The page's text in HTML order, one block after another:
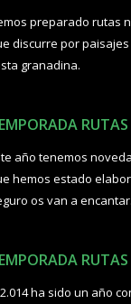
preparado rutas
discurre por
granadina.
año tenemos
hemos estado
os van a encantar.
ha sido un año